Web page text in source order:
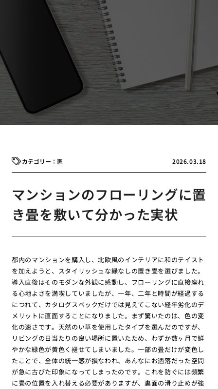
2026.03.18
家
マンションのフローリングに置
き畳を敷いて分かった実状
都内のマンションを購入し、北欧風のインテリアに和のテイスト
を加えようと、スタイリッシュな縁なしの置き畳を選びました。
導入直後はそのモダンな外観に感動し、フローリングに直接座れ
る心地よさを満喫していましたが、一年、二年と時間が経過する
につれて、カタログスペックだけでは見えてこない経年劣化のデ
メリットに直面することになりました。まず驚いたのは、色の変
化の速さです。天然のい草を使用したタイプを選んだのですが、
リビングの日当たりの良い場所に置いたため、わずか数ヶ月で鮮
やかな緑色が黄色く褪せてしまいました。一部の畳だけが変色し
たことで、全体の統一感が損なわれ、あんなにお洒落だった空間
が急に古びた印象になってしまったのです。これを防ぐには頻繁
に畳の位置を入れ替える必要がありますが、裏面の滑り止めが強